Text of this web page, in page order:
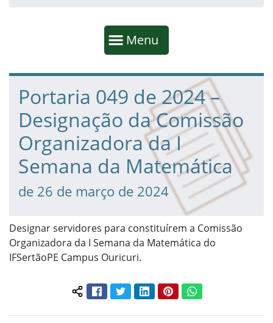
Mostrar
Menu
Fim da navegação
Início do conteúdo
Portaria 049 de 2024 –
Designação da Comissão
Organizadora da I
Semana da Matemática
de 26 de março de 2024
Designar servidores para constituírem a Comissão
Organizadora da I Semana da Matemática do
IFSertãoPE Campus Ouricuri.
Compartilhar conteúdo:
FacebookTwitterLinkedInPinterestWhatsApp